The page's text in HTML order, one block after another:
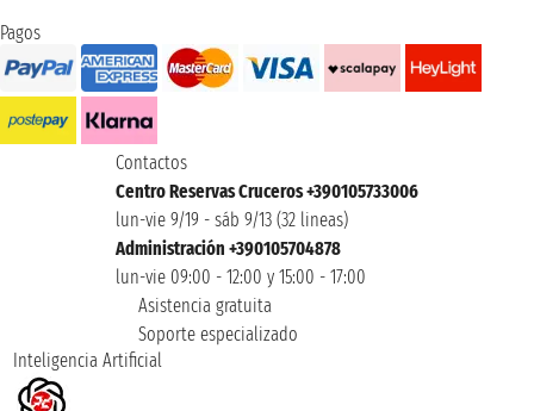
Pagos
Contactos
Centro Reservas Cruceros +390105733006
lun-vie 9/19 - sáb 9/13 (32 lineas)
Administración +390105704878
lun-vie 09:00 - 12:00 y 15:00 - 17:00
Asistencia gratuita
Soporte especializado
Inteligencia Artificial